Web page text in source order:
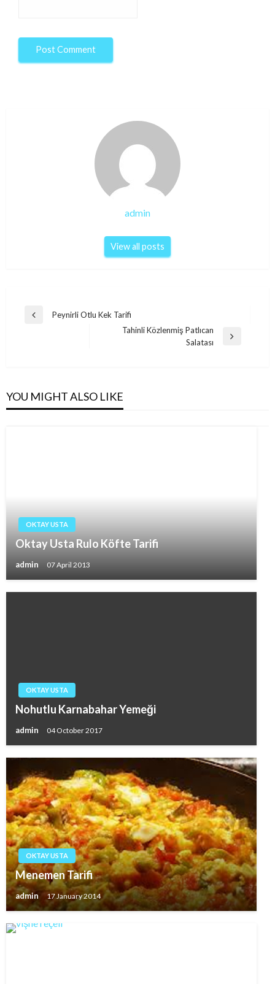
admin
View all posts
Post
Previous
Peynirli Otlu Kek Tarifi
Tahinli Közlenmiş Patlıcan
Salatası
YOU MIGHT ALSO LIKE
OKTAY USTA
Oktay Usta Rulo Köfte Tarifi
admin 07 April 2013
OKTAY USTA
Nohutlu Karnabahar Yemeği
admin 04 October 2017
OKTAY USTA
Menemen Tarifi
admin 17 January 2014